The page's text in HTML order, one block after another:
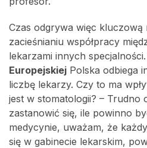
Czas odgrywa więc kluczową
zacieśnianiu współpracy
lekarzami innych
Europejskiej Polska odbiega
liczbę lekarzy. Czy to ma
jest w stomatologii? – Trudno
zastanowić się, ile powinno
medycynie, uważam, że
się w gabinecie lekarskim,